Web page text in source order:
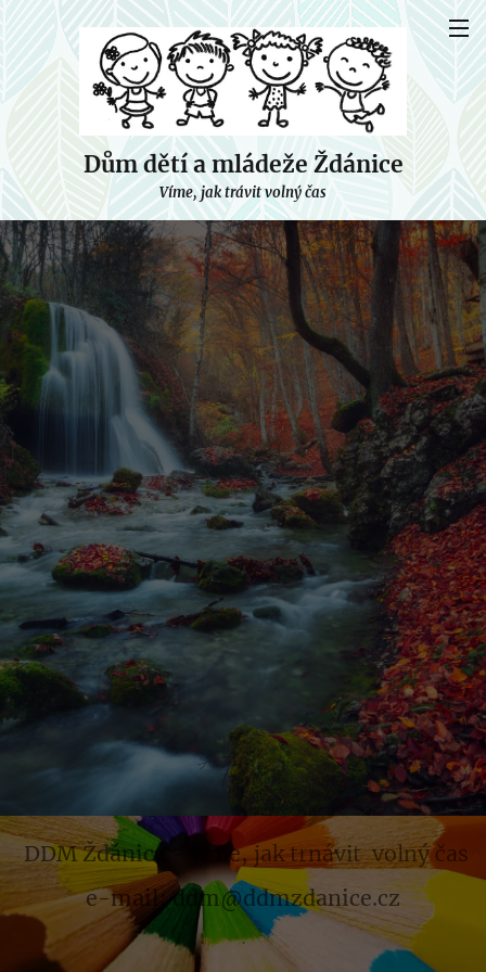
Dům dětí a mládeže Ždánice
Víme, jak trávit volný čas
DDM Ždánice
- víme, jak trnávit volný čas
e-mail: ddm@ddmzdanice.cz
.